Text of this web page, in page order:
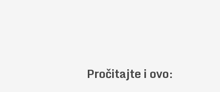
Pročitajte i ovo: